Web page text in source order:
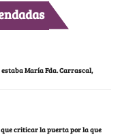
María Fda. Carrascal,
que criticar la puerta por la que